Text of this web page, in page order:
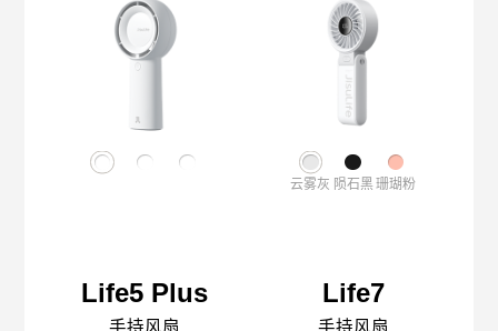
Life5 Plus
云雾灰 陨石黑 珊瑚粉
Life7